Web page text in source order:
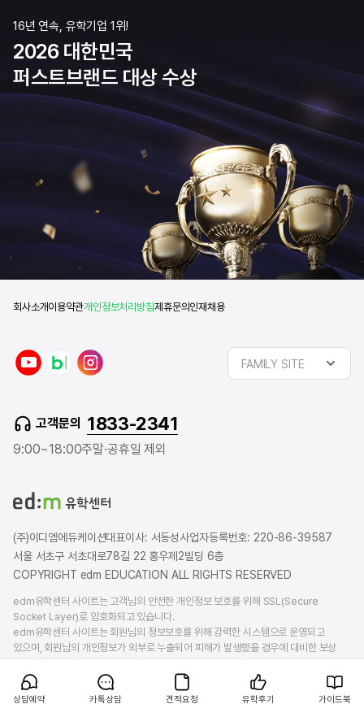
상담예약 카톡상담 견적요청 유학후기 가이드북
16년 연속, 유학기업 1위!
2026 대한민국
퍼스트브랜드 대상 수상
회사소개이용약관개인정보처리방침제휴문의 인재채용
u
n
a
r
l
a
FAMILY SITE
고객문의 1833-2341
9:00~18:00주말·공휴일 제외
(주)이디엠에듀케이션대표이사: 서동성사업자등록번호: 220-86-39587
서울 서초구 서초대로78길 22 홍우제2빌딩 6층
COPYRIGHT edm EDUCATION ALL RIGHTS RESERVED
edm유학센터 사이트는 고객님의 안전한 개인정보 보호를 위해 SSL(Secure
Socket Layer)로 암호화되고 있습니다.
edm유학센터 사이트는 회원님의 정보보호를 위해 강력한 시스템으로 운영되고
있으며, 회원님의 개인정보가 외부로 누출되어 피해가 발생했을 경우에 대비한 보상
책임보험을 가입하고 있습니다.